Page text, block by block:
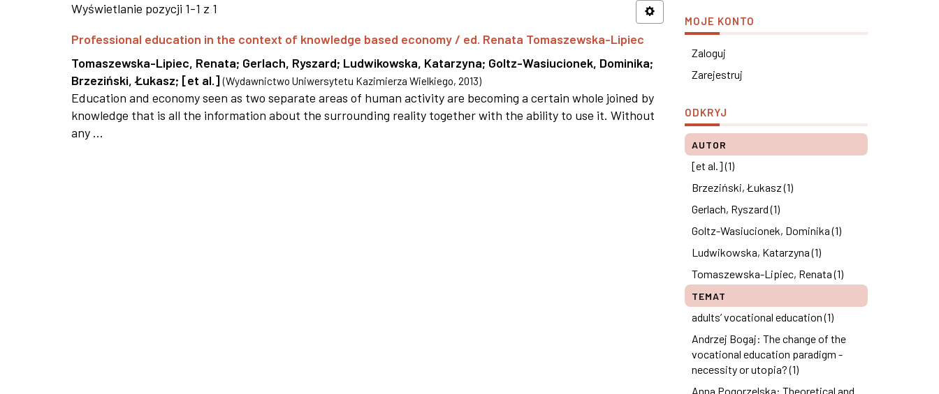
Wyświetlanie pozycji 1-1 z 1
Professional education in the context of knowledge based economy / ed. Renata Tomaszewska-Lipiec
Tomaszewska-Lipiec, Renata; Gerlach, Ryszard; Ludwikowska, Katarzyna; Goltz-Wasiucionek, Dominika;
Brzeziński, Łukasz; [et al.] (Wydawnictwo Uniwersytetu Kazimierza Wielkiego, 2013)
Education and economy seen as two separate areas of human activity are becoming a certain whole joined by
knowledge that is all the information about the surrounding reality together with the ability to use it. Without
any ...
MOJE KONTO
Zaloguj
Zarejestruj
ODKRYJ
AUTOR
[et al.] (1)
Brzeziński, Łukasz (1)
Gerlach, Ryszard (1)
Goltz-Wasiucionek, Dominika (1)
Ludwikowska, Katarzyna (1)
Tomaszewska-Lipiec, Renata (1)
TEMAT
adults’ vocational education (1)
Andrzej Bogaj: The change of the
vocational education paradigm -
necessity or utopia? (1)
Anna Pogorzelska: Theoretical and